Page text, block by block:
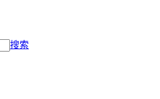
搜索